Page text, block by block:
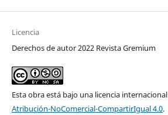
Licencia
Derechos de autor 2022 Revista Gremium
Esta obra está bajo una licencia internacional
Atribución-NoComercial-CompartirIgual 4.0.